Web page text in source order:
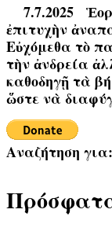
7.7.2025
ἐπιτυχὴν
Εὐχόμεθα τὸ
τὴν ἀνδρεία
καθοδηγῇ τὰ
ὥστε νὰ
Αναζήτηση για: